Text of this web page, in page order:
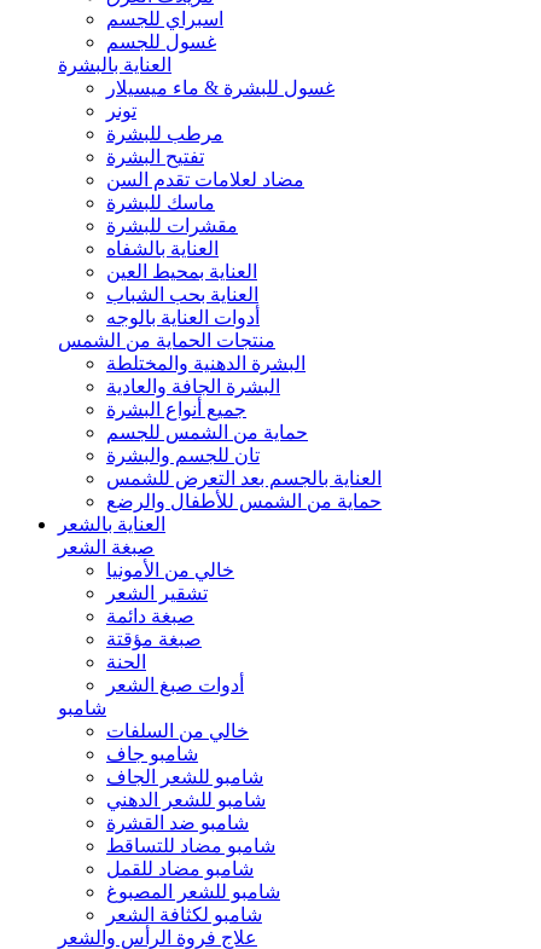
اسبراي للجسم
غسول للجسم
العناية بالبشرة
غسول للبشرة & ماء ميسيلار
تونر
مرطب للبشرة
تفتيح البشرة
مضاد لعلامات تقدم السن
ماسك للبشرة
مقشرات للبشرة
العناية بالشفاه
العناية بمحيط العين
العناية بحب الشباب
أدوات العناية بالوجه
منتجات الحماية من الشمس
البشرة الدهنية والمختلطة
البشرة الجافة والعادية
جميع أنواع البشرة
حماية من الشمس للجسم
تان للجسم والبشرة
العناية بالجسم بعد التعرض للشمس
حماية من الشمس للأطفال والرضع
العناية بالشعر
صبغة الشعر
خالي من الأمونيا
تشقير الشعر
صبغة دائمة
صبغة مؤقتة
الحنة
أدوات صبغ الشعر
شامبو
خالي من السلفات
شامبو جاف
شامبو للشعر الجاف
شامبو للشعر الدهني
شامبو ضد القشرة
شامبو مضاد للتساقط
شامبو مضاد للقمل
شامبو للشعر المصبوغ
شامبو لكثافة الشعر
علاج فروة الرأس والشعر